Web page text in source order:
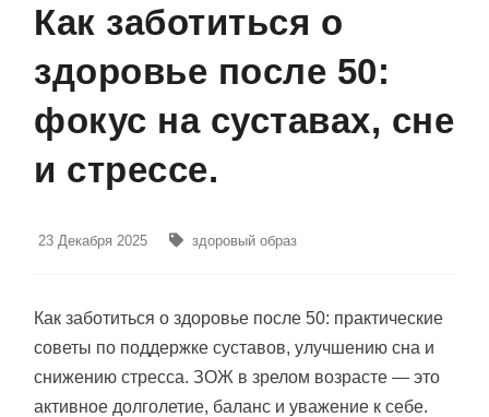
Как заботиться о
здоровье после 50:
фокус на суставах, сне
и стрессе.
23 Декабря 2025 здоровый образ
Как заботиться о здоровье после 50: практические
советы по поддержке суставов, улучшению сна и
снижению стресса. ЗОЖ в зрелом возрасте — это
активное долголетие, баланс и уважение к себе.